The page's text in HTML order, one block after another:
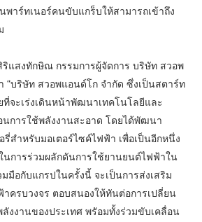
าร์ทเนอร์คนขับแกร็บให้สามารถเข้าถึง
แสงทักษิณ กรรมการผู้จัดการ บริษัท สวอพ
“บริษัท สวอพแอนด์โก จำกัด ซึ่งเป็นสตาร์ท
ที่จะเร่งเดินหน้าพัฒนาเทคโนโลยีและ
การใช้พลังงานสะอาด โดยได้พัฒนา
สำหรับมอเตอร์ไซค์ไฟฟ้า เพื่อเป็นอีกหนึ่ง
นการร่วมผลักดันการใช้ยานยนต์ไฟฟ้าใน
มือกับแกรปในครั้งนี้ จะเป็นการส่งเสริม
ครบวงจร ตอบสนองให้ทันต่อการเปลี่ยน
งงานของประเทศ พรัอมทั้งร่วมขับเคลื่อน